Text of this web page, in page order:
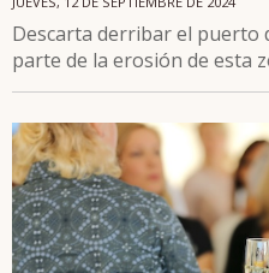
Descarta derribar el puerto
parte de la erosión de esta